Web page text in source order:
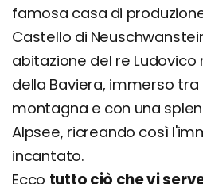
famosa casa di
Castello di
abitazione del re
della Baviera, immerso tra
montagna e con una
Alpsee, ricreando così
incantato.
Ecco tutto ciò che vi